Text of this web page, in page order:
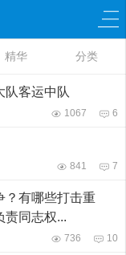
精华 分类
队客运中队
6
1067
7
841
？有哪些打击重
责同志权...
10
736